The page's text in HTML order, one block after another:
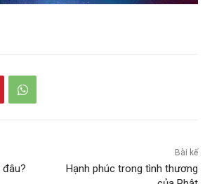
đâu?
Bài kế
Hạnh phúc trong tình thương